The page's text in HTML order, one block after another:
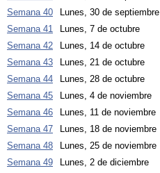
Semana 40
Lunes, 30 de septiembre
Semana 41
Lunes, 7 de octubre
Semana 42
Lunes, 14 de octubre
Semana 43
Lunes, 21 de octubre
Semana 44
Lunes, 28 de octubre
Semana 45
Lunes, 4 de noviembre
Semana 46
Lunes, 11 de noviembre
Semana 47
Lunes, 18 de noviembre
Semana 48
Lunes, 25 de noviembre
Semana 49
Lunes, 2 de diciembre